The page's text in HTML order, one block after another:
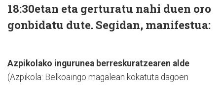
18:30etan eta gerturatu nahi duen oro
gonbidatu dute. Segidan, manifestua:
Azpikolako ingurunea berreskuratzearen alde
(Azpikola: Belkoaingo magalean kokatuta dagoen